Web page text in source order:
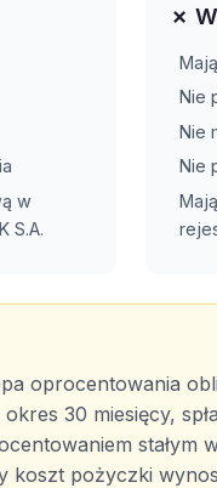
w
S.A.
✗
Nie
Nie
Nie
oprocentowania
30 miesięcy,
stałym
koszt pożyczki